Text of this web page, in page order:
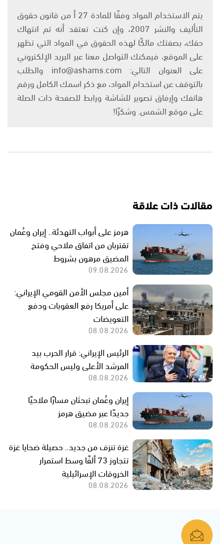
يتم الاستخدام المواد وفقًا للمادة 27 أ من قانون حقوق
التأليف والنشر 2007، وإن كنت تعتقد أنه تم انتهاك
حقك، بصفتك مالكًا لهذه الحقوق في المواد التي تظهر
على الموقع، فيمكنك التواصل معنا عبر البريد الإلكتروني
على العنوان التالي: info@ashams.com والطلب
بالتوقف عن استخدام المواد، مع ذكر اسمك الكامل ورقم
هاتفك وإرفاق تصوير للشاشة ورابط للصفحة ذات الصلة
على موقع الشمس. وشكرًا!
مقالات ذات علاقة
هرمز على أبواب التهدئة.. إيران وعُمان
تقتربان من اتفاق ملاحي وفتح
المضيق مرهون بشروط
09.08.2026
أمين مجلس الأمن القومي الإيراني:
على أمريكا رفع العقوبات ودفع
التعويضات
08.08.2026
الرئيس الإيراني: قرار الحرب بيد
المرشد الأعلى وليس الحكومة
08.08.2026
إيران وعُمان تبحثان مسارًا ملاحيًا
جديدًا عبر مضيق هرمز
08.08.2026
غزة تنزف من جديد.. حصيلة ضحايا غزة
تتجاوز 73 ألفًا وسط استمرار
الخروقات الإسرائيلية
08.08.2026